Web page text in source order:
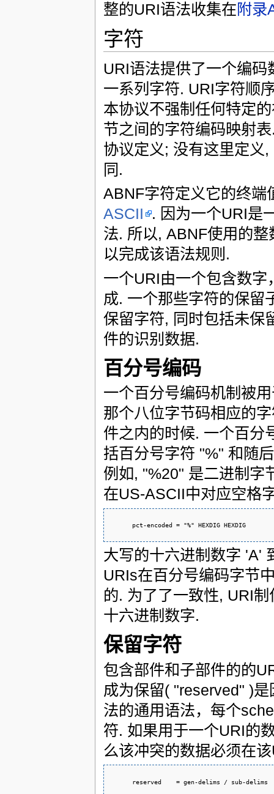
整的URI语法收集在附录
字符
URI语法提供了一个编
一系列字符. URI字符顺
本协议不强制任何特定
节之间的字符编码映射
协议定义; 没有这里定义
同.
ABNF字符定义它的终端
ASCII . 因为一个URI是
法. 所以, ABNF使用的
以完成该语法规则.
一个URI由一个包含数
成. 一个那些字符的保留
保留字符, 同时包括未保
件的识别数据.
百分号编码
一个百分号编码机制被
那个八位字节码相应的
件之内的时候. 一个百分
括百分号字符 "%" 和随
例如, "%20" 是二进制字
在US-ASCII中对应空格
      pct-encoded = "%" HEXDIG HEXDIG
大写的十六进制数字 'A'
URIs在百分号编码字节
的. 为了了一致性, URI
十六进制数字.
保留字符
包含部件和子部件的的
成为保留( "reserved" )
法的通用语法，每个
符. 如果用于一个URI的
么该冲突的数据必须在
      reserved    = gen-delims / sub-delims